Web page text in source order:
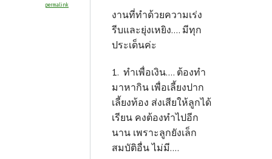
permalink
งานที่ทำด้วยความเร่ง
รีบและยุ่งเหยิง.... มีทุก
ประเด็นค่ะ
1. ทำเพื่อเงิน.... ต้องทำ
มาหากิน เพื่อเลี้ยงปาก
เลี้ยงท้อง ส่งเสียให้ลูกได้
เรียน คงต้องทำไปอีก
นาน เพราะลูกยังเล็ก
สมบัติอื่น ไม่มี....